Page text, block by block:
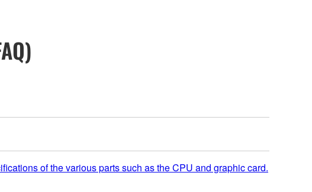
of the various parts such as the CPU and graphic card.